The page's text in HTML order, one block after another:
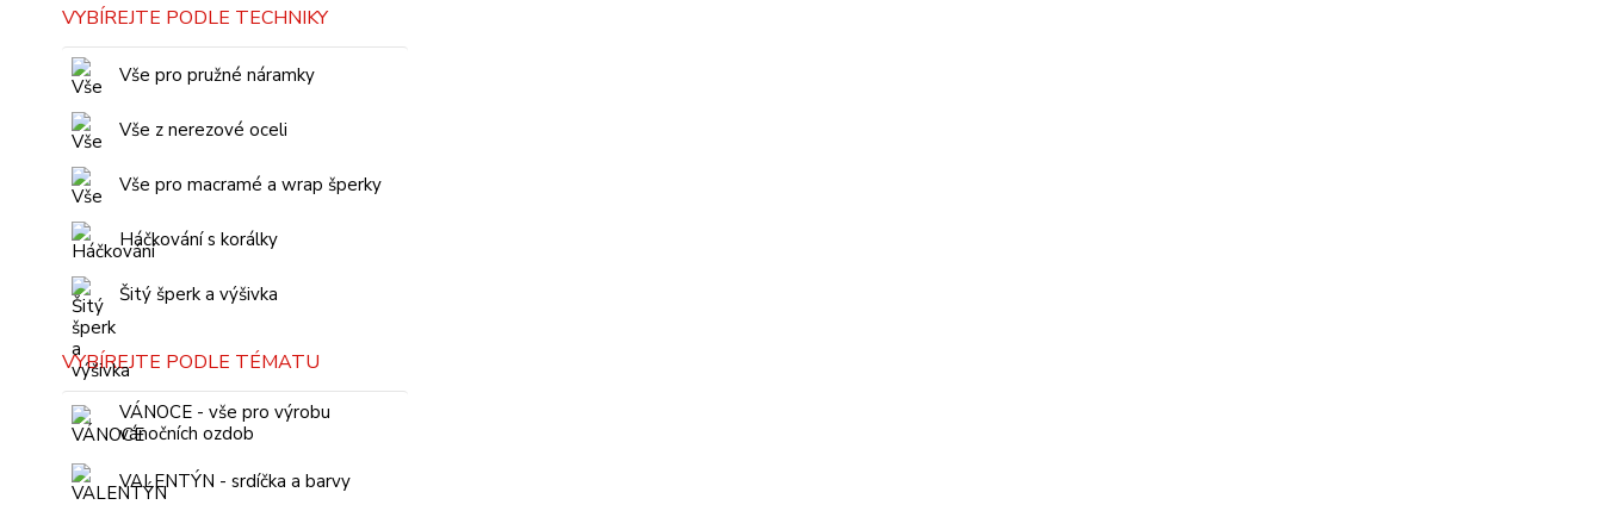
VYBÍREJTE PODLE TECHNIKY
Vše pro pružné náramky
Vše z nerezové oceli
Vše pro macramé a wrap šperky
Háčkování s korálky
Šitý šperk a výšivka
VYBÍREJTE PODLE TÉMATU
VÁNOCE - vše pro výrobu
vánočních ozdob
VALENTÝN - srdíčka a barvy